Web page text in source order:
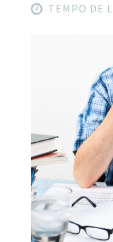
TEMPO DE